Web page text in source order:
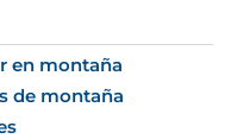
en montaña
de montaña